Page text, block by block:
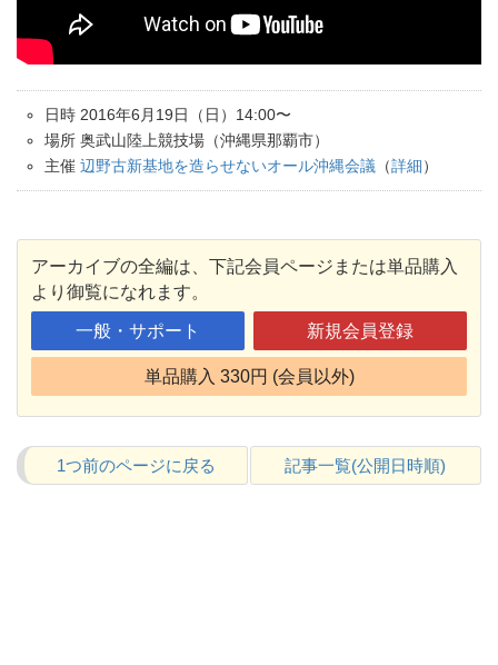
日時 2016年6月19日（日）14:00〜
場所 奥武山陸上競技場 （沖縄県那覇市）
主催 辺野古新基地を造らせないオール沖縄会議 （詳細）
アーカイブの全編は、下記会員ページまたは単品購入
より御覧になれます。
一般・サポート 新規会員登録
単品購入 330円 (会員以外)
1つ前のページに戻る 記事一覧(公開日時順)